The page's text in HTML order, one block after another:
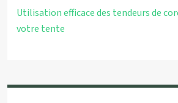
Utilisation efficace des tendeurs de
votre tente